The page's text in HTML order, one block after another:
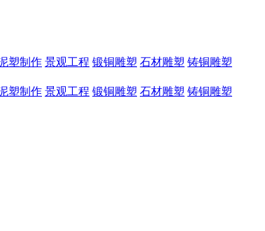
塑制作 景观工程 锻铜雕塑 石材雕塑 铸铜雕塑
塑制作 景观工程 锻铜雕塑 石材雕塑 铸铜雕塑